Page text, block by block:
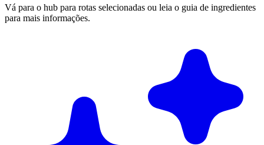
Vá para o hub para rotas selecionadas ou leia o guia de ingredientes
para mais informações.